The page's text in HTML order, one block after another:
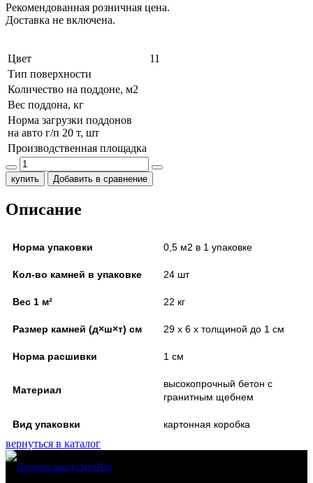
Рекомендованная розничная цена.
Доставка не включена.
Цвет
11
Тип поверхности
Количество на поддоне, м2
Вес поддона, кг
Норма загрузки поддонов
на авто г/п 20 т, шт
Производственная площадка
купить Добавить в сравнение
Описание
Норма упаковки 0,5 м2 в 1 упаковке
Кол-во камней в упаковке 24 шт
Вес 1 м² 22 кг
Размер камней (д×ш×т) см 29 х 6 х толщиной до 1 см
Норма расшивки 1 см
Материал
высокопрочный бетон с
гранитным щебнем
Вид упаковки картонная коробка
вернуться в каталог